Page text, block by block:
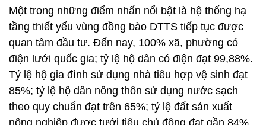
Một trong những điểm nhấn nổi bật là hệ thống hạ
tầng thiết yếu vùng đồng bào DTTS tiếp tục được
quan tâm đầu tư. Đến nay, 100% xã, phường có
điện lưới quốc gia; tỷ lệ hộ dân có điện đạt 99,88%.
Tỷ lệ hộ gia đình sử dụng nhà tiêu hợp vệ sinh đạt
85%; tỷ lệ hộ dân nông thôn sử dụng nước sạch
theo quy chuẩn đạt trên 65%; tỷ lệ đất sản xuất
nông nghiệp được tưới tiêu chủ động đạt gần 84%.